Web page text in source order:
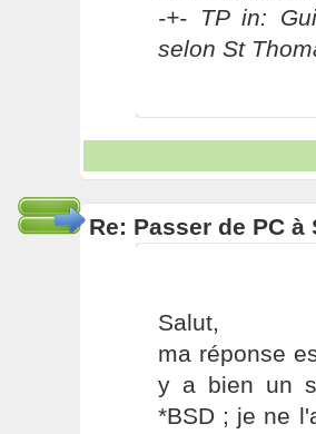
-+- TP in:
selon St
Re: Passer de PC à
Salut,
ma réponse
y a bien un
*BSD ; je ne